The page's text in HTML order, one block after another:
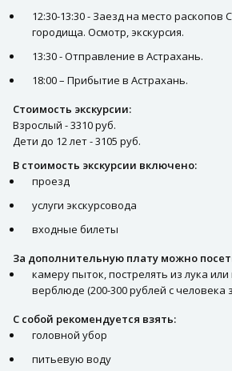
12:30-13:30 - Заезд на место раскопов
городища. Осмотр, экскурсия.
13:30 - Отправление в Астрахань.
18:00 – Прибытие в Астрахань.
Стоимость экскурсии:
Взрослый - 3310 руб.
Дети до 12 лет - 3105 руб.
В стоимость экскурсии включено:
проезд
услуги экскурсовода
входные билеты
За дополнительную плату можно
камеру пыток, пострелять из лука или
верблюде (200-300 рублей с человека
С собой рекомендуется взять:
головной убор
питьевую воду